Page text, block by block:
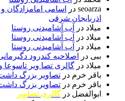
seoarza در
اسامی امامزادگان
اذربایجان شرقی
میلاد در
آب آشامیدنی روستا
میلاد در
آب آشامیدنی روستا
میلاد در
آب آشامیدنی روستا
ببی در
اصلاحیه کندرود
میلاد در گالری تصا ویر تاسوعا
باقر خرم در تصاویر بزرگ
باقر خرم در تصاویر بزرگ
ابوالفضل درگالری تصاویر